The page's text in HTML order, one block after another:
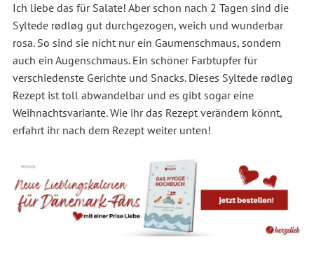
Ich liebe das für Salate! Aber schon nach 2 Tagen sind die
Syltede rødløg gut durchgezogen, weich und wunderbar
rosa. So sind sie nicht nur ein Gaumenschmaus, sondern
auch ein Augenschmaus. Ein schöner Farbtupfer für
verschiedenste Gerichte und Snacks. Dieses Syltede rødløg
Rezept ist toll abwandelbar und es gibt sogar eine
Weihnachtsvariante. Wie ihr das Rezept verändern könnt,
erfahrt ihr nach dem Rezept weiter unten!